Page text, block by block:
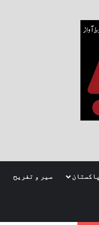
پاکستان سیر و تفریح